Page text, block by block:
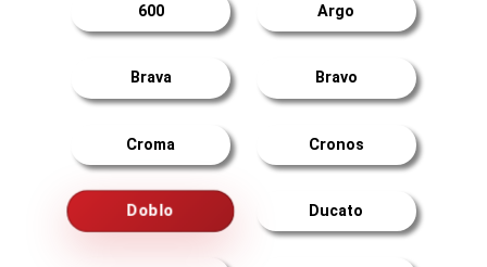
600 Argo
Brava Bravo
Croma Cronos
Doblo Ducato